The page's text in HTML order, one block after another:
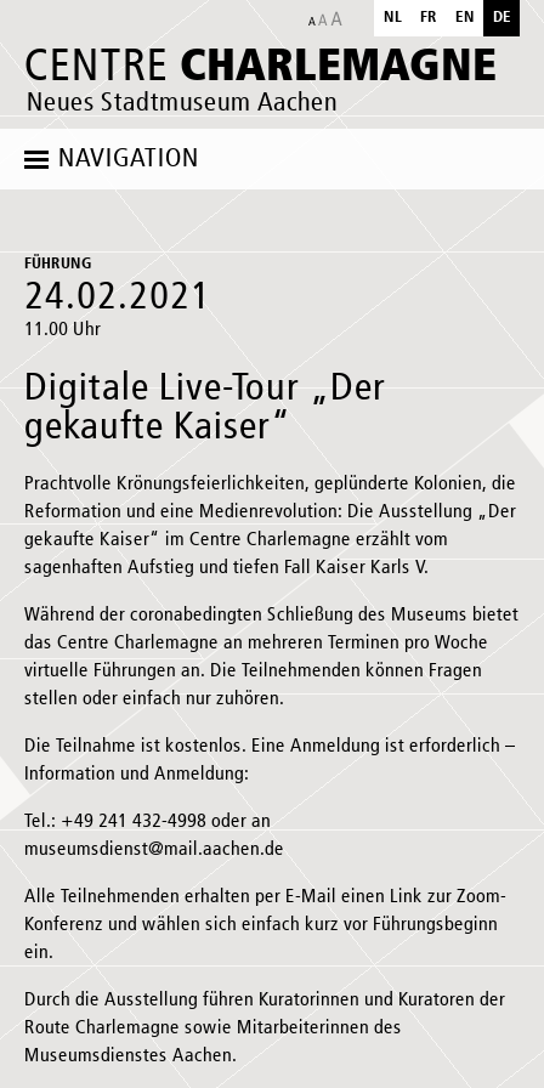
CENTRE CHARLEMAGNE
Neues Stadtmuseum Aachen
NL FR EN DE
NAVIGATION
FÜHRUNG
24.02.2021
11.00 Uhr
Digitale Live-Tour „Der
gekaufte Kaiser“
Prachtvolle Krönungsfeierlichkeiten, geplünderte Kolonien, die
Reformation und eine Medienrevolution: Die Ausstellung „Der
gekaufte Kaiser“ im Centre Charlemagne erzählt vom
sagenhaften Aufstieg und tiefen Fall Kaiser Karls V.
Während der coronabedingten Schließung des Museums bietet
das Centre Charlemagne an mehreren Terminen pro Woche
virtuelle Führungen an. Die Teilnehmenden können Fragen
stellen oder einfach nur zuhören.
Die Teilnahme ist kostenlos. Eine Anmeldung ist erforderlich –
Information und Anmeldung:
Tel.: +49 241 432-4998 oder an
museumsdienst@mail.aachen.de
Alle Teilnehmenden erhalten per E-Mail einen Link zur Zoom-
Konferenz und wählen sich einfach kurz vor Führungsbeginn
ein.
Durch die Ausstellung führen Kuratorinnen und Kuratoren der
Route Charlemagne sowie Mitarbeiterinnen des
Museumsdienstes Aachen.